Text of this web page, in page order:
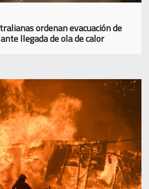
ordenan evacuación de
llegada de ola de calor